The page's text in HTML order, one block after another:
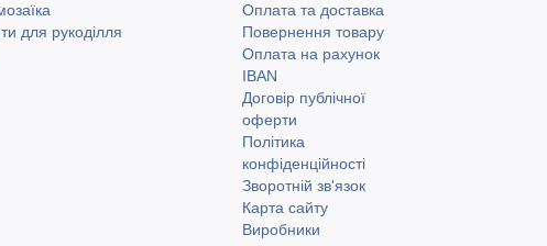
для рукоділля
Оплата та доставка
Повернення товару
Оплата на рахунок
IBAN
Договір публічної
оферти
Політика
конфіденційності
Зворотній зв'язок
Карта сайту
Виробники